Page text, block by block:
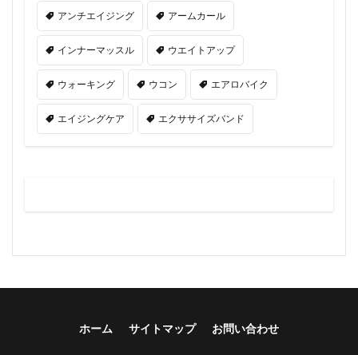
アンチエイジング アームカール
インナーマッスル ウエイトアップ
ウォーキング ウコン エアロバイク
エイジングケア エクササイズバンド
ホーム サイトマップ お問い合わせ